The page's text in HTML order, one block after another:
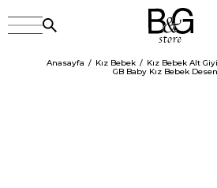
Anasayfa Kız Bebek Kız Bebek Alt
GB Baby Kız Bebek